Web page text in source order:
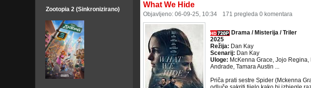
What We Hide
Objavljeno: 06-09-25, 10:34 171 pregleda 0 komentara
Drama / Misterija / Triler
2025
Režija: Dan Kay
Scenarij: Dan Kay
Uloge: McKenna Grace, Jojo
Andrade, Tamara Austin ...
Priča prati sestre Spider (Mckenna
Zootopia 2 (Sinkronizirano)